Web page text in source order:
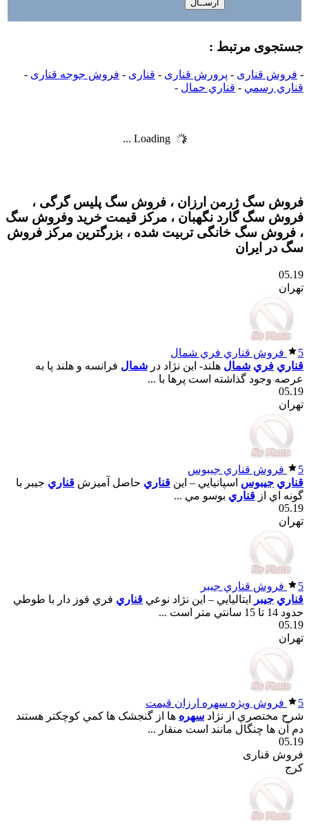
جستجوی مرتبط :
- فروش قناری - پرورش قناری - قناری - فروش جوجه قناری -
قناري رسمي - قناري حمال -
Loading ...
فروش سگ ژرمن ارزان ، فروش سگ پلیس گرگی ،
فروش سگ گارد نگهبان ، مرکز قیمت خرید وفروش سگ
، فروش سگ خانگی تربیت شده ، بزرگترین مرکز فروش
سگ در ایران
05.19
تهران
5
فروش قناري فري شمال
قناري فري شمال هلند- اين نژاد در شمال فرانسه و هلند پا به
عرصه وجود گذاشته است پرها با ...
05.19
تهران
5
فروش قناري جيبوس
قناري جيبوس اسپانيايي – اين قناري حاصل آميزش قناري جيبر با
گونه اي از قناري بوسو مي ...
05.19
تهران
5
فروش قناري جيبر
قناري جيبر ايتاليايي – اين نژاد نوعي قناري فري قوز دار با طوطي
حدود 14 تا 15 سانتي متر است ...
05.19
تهران
5
فروش ويژه سهره ارزان قيمت
شرح مختصري از نژاد سهره ها از گنجشک ها کمي کوچکتر هستند
دم آن ها چنگال مانند است منقار ...
05.19
فروش قناری
کرج